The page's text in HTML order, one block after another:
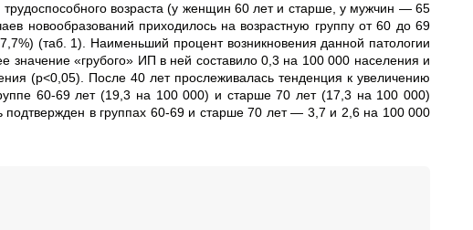
возраста (у женщин 60 лет и старше, у мужчин — 65
новообразований приходилось на возрастную группу от 60 до 69
(таб. 1). Наименьший процент возникновения данной патологии
значение «грубого» ИП в ней составило 0,3 на 100 000 населения и
(р<0,05). После 40 лет прослеживалась тенденция к увеличению
60-69 лет (19,3 на 100 000) и старше 70 лет (17,3 на 100 000)
в группах 60-69 и старше 70 лет — 3,7 и 2,6 на 100 000